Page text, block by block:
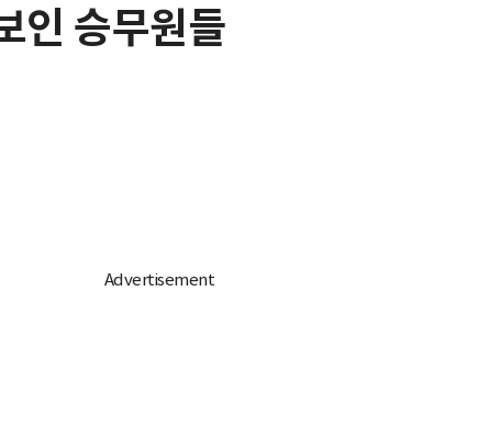
인 승무원들